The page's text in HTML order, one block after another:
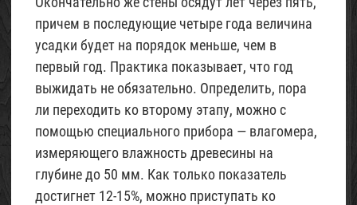
причем в последующие четыре года величина
усадки будет на порядок меньше, чем в
первый год. Практика показывает, что год
выжидать не обязательно. Определить, пора
ли переходить ко второму этапу, можно с
помощью специального прибора — влагомера,
измеряющего влажность древесины на
глубине до 50 мм. Как только показатель
достигнет 12-15%, можно приступать ко